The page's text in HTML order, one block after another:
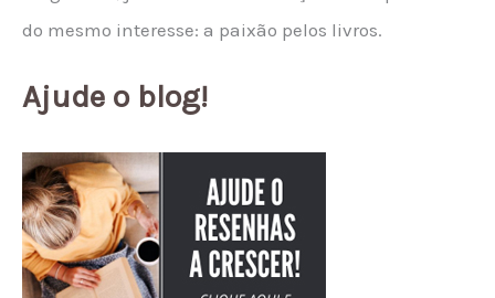
do mesmo interesse: a paixão pelos livros.
Ajude o blog!